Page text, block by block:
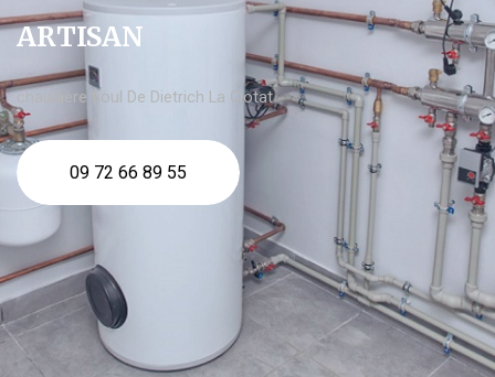
ARTISAN
chaudière fioul De Dietrich La Ciotat
09 72 66 89 55